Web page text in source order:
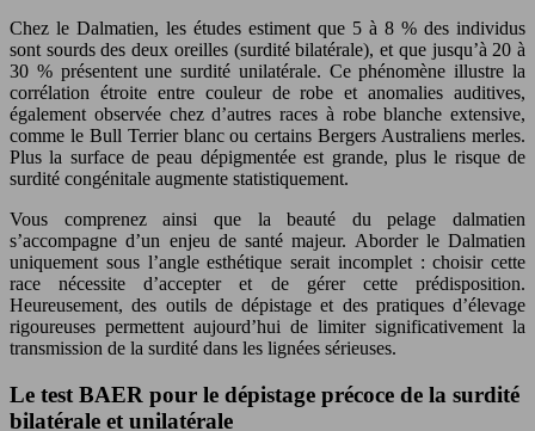
Chez le Dalmatien, les études estiment que 5 à 8 % des individus
sont sourds des deux oreilles (surdité bilatérale), et que jusqu’à 20 à
30 % présentent une surdité unilatérale. Ce phénomène illustre la
corrélation étroite entre couleur de robe et anomalies auditives,
également observée chez d’autres races à robe blanche extensive,
comme le Bull Terrier blanc ou certains Bergers Australiens merles.
Plus la surface de peau dépigmentée est grande, plus le risque de
surdité congénitale augmente statistiquement.
Vous comprenez ainsi que la beauté du pelage dalmatien
s’accompagne d’un enjeu de santé majeur. Aborder le Dalmatien
uniquement sous l’angle esthétique serait incomplet : choisir cette
race nécessite d’accepter et de gérer cette prédisposition.
Heureusement, des outils de dépistage et des pratiques d’élevage
rigoureuses permettent aujourd’hui de limiter significativement la
transmission de la surdité dans les lignées sérieuses.
Le test BAER pour le dépistage précoce de la surdité
bilatérale et unilatérale